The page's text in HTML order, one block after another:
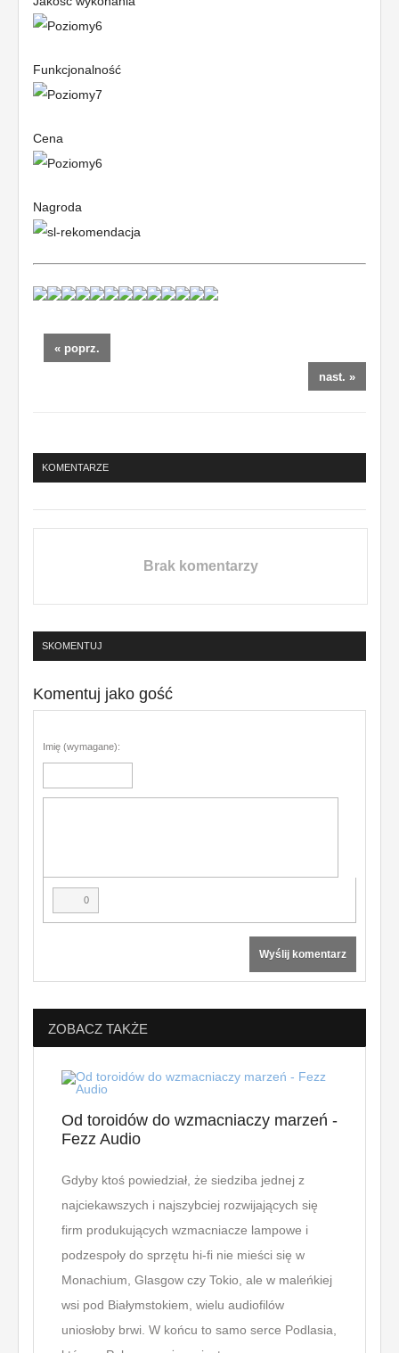
Funkcjonalność
Cena
Nagroda
« poprz.
nast. »
KOMENTARZE
Brak komentarzy
SKOMENTUJ
Komentuj jako gość
Imię (wymagane):
0
Wyślij komentarz
ZOBACZ TAKŻE
Od toroidów do wzmacniaczy marzeń -
Fezz Audio
Gdyby ktoś powiedział, że siedziba jednej z
najciekawszych i najszybciej rozwijających się
firm produkujących wzmacniacze lampowe i
podzespoły do sprzętu hi-fi nie mieści się w
Monachium, Glasgow czy Tokio, ale w maleńkiej
wsi pod Białymstokiem, wielu audiofilów
uniosłoby brwi. W końcu to samo serce Podlasia,